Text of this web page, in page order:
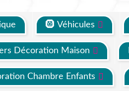
🛞 Véhicules
Décoration Maison
Chambre Enfants